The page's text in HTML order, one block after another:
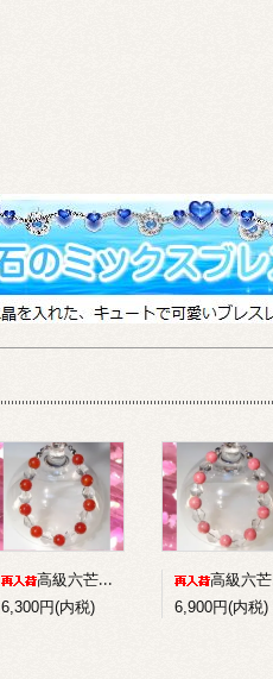
高級六芒星水晶+赤メノウのコンビブレスレット
6,300円(内税)
高級六芒星水晶+ロードナイトのコンビブレスレット
6,900円(内税)